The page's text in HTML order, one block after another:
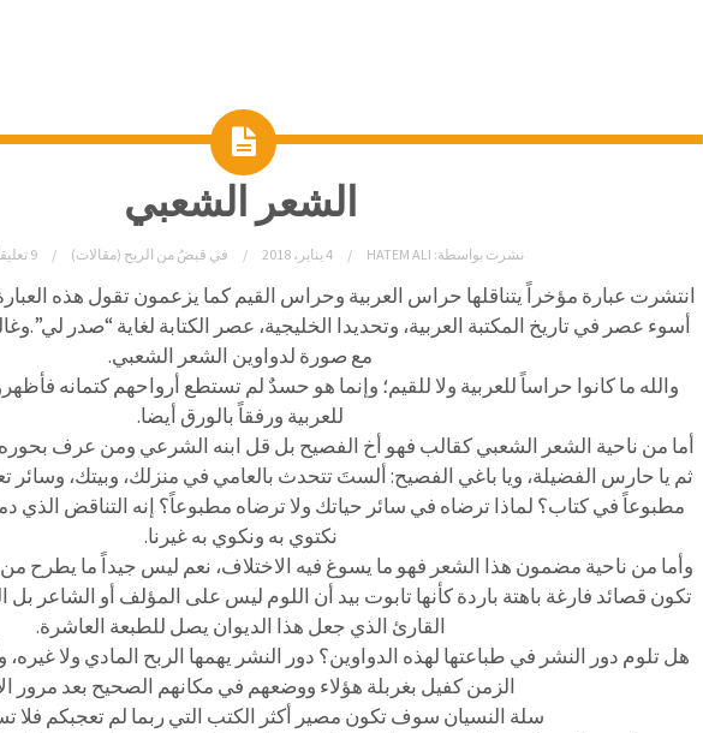
الشعر الشعبي
نشرت بواسطة: HATEM ALI 4 يناير، 2018 في قبضٌ من الريح (مقالات) 9 تعليقات
انتشرت عبارة مؤخراً يتناقلها حراس العربية وحراس القيم كما يزعمون تقول هذه
أسوء عصر في تاريخ المكتبة العربية، وتحديدا الخليجية، عصر الكتابة لغاية “صدر لي”.
مع صورة لدواوين الشعر الشعبي.
والله ما كانوا حراساً للعربية ولا للقيم؛ وإنما هو حسدٌ لم تستطع أرواحهم كتمانه
للعربية ورفقاً بالورق أيضا.
أما من ناحية الشعر الشعبي كقالب فهو أخ الفصيح بل قل ابنه الشرعي ومن عرف
ثم يا حارس الفضيلة، ويا باغي الفصيح: ألستَ تتحدث بالعامي في منزلك، وبيتك، وسائر
مطبوعاً في كتاب؟ لماذا ترضاه في سائر حياتك ولا ترضاه مطبوعاً؟ إنه التناقض الذي
نكتوي به ونكوي به غيرنا.
وأما من ناحية مضمون هذا الشعر فهو ما يسوغ فيه الاختلاف، نعم ليس جيداً ما يطرح من
تكون قصائد فارغة باهتة باردة كأنها تابوت بيد أن اللوم ليس على المؤلف أو الشاعر
القارئ الذي جعل هذا الديوان يصل للطبعة العاشرة.
هل تلوم دور النشر في طباعتها لهذه الدواوين؟ دور النشر يهمها الربح المادي ولا غيره،
الزمن كفيل بغربلة هؤلاء ووضعهم في مكانهم الصحيح بعد مرور
سلة النسيان سوف تكون مصير أكثر الكتب التي ربما لم تعجبكم فلا